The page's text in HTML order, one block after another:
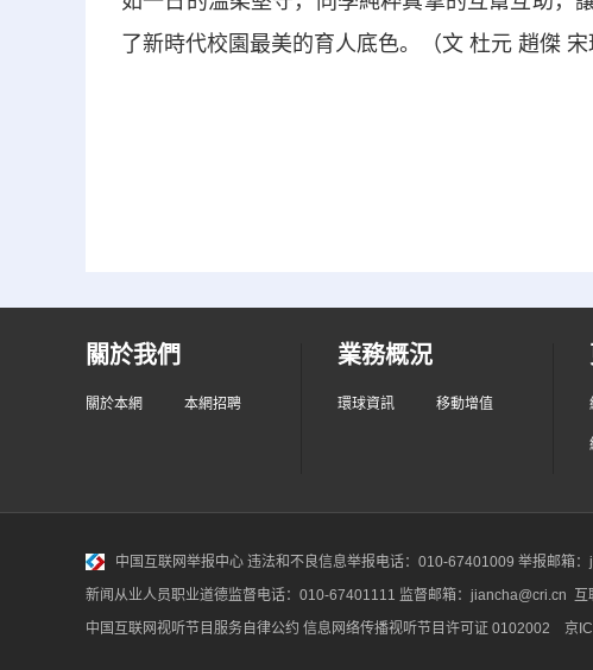
了新時代校園最美的育人底色。（文 杜元 趙傑 宋
關於我們
關於本網 本網招聘
業務概況
環球資訊 移動增值
中国互联网举报中心 违法和不良信息举报电话：010-67401009 举报邮箱
新闻从业人员职业道德监督电话：010-67401111 监督邮箱：jiancha@cri.cn
中国互联网视听节目服务自律公约 信息网络传播视听节目许可证 0102002 京